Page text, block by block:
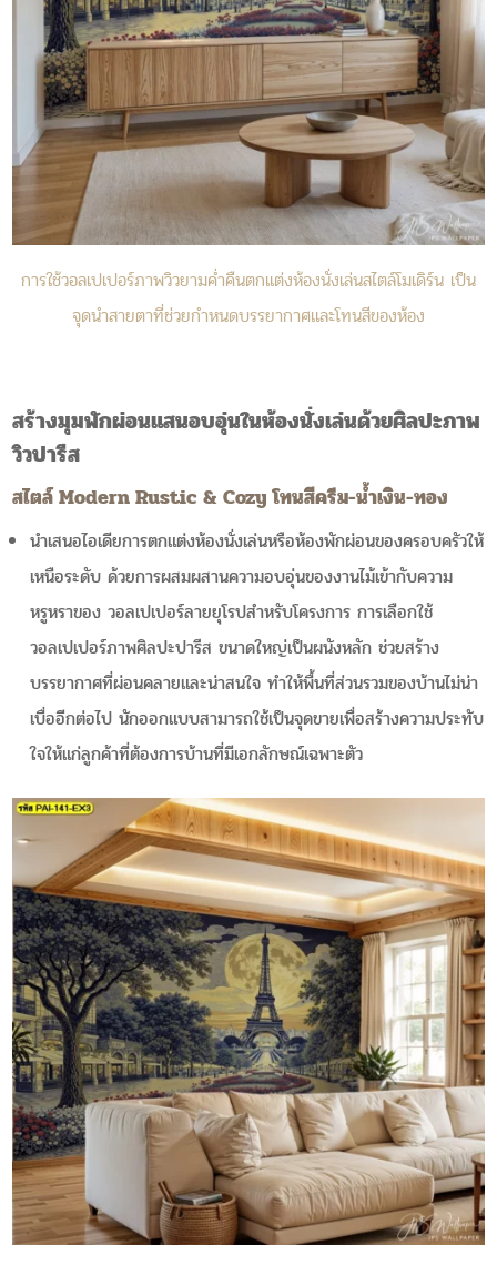
การใช้วอลเปเปอร์ภาพวิวยามค่ำคืนตกแต่งห้องนั่งเล่นสไตล์โมเดิร์น เป็น
จุดนำสายตาที่ช่วยกำหนดบรรยากาศและโทนสีของห้อง
สร้างมุมพักผ่อนแสนอบอุ่นในห้องนั่งเล่นด้วยศิลปะภาพ
วิวปารีส
สไตล์ Modern Rustic & Cozy โทนสีครีม-น้ำเงิน-ทอง
นำเสนอไอเดียการตกแต่งห้องนั่งเล่นหรือห้องพักผ่อนของครอบครัวให้
เหนือระดับ ด้วยการผสมผสานความอบอุ่นของงานไม้เข้ากับความ
หรูหราของ วอลเปเปอร์ลายยุโรปสำหรับโครงการ การเลือกใช้
วอลเปเปอร์ภาพศิลปะปารีส ขนาดใหญ่เป็นผนังหลัก ช่วยสร้าง
บรรยากาศที่ผ่อนคลายและน่าสนใจ ทำให้พื้นที่ส่วนรวมของบ้านไม่น่า
เบื่ออีกต่อไป นักออกแบบสามารถใช้เป็นจุดขายเพื่อสร้างความประทับ
ใจให้แก่ลูกค้าที่ต้องการบ้านที่มีเอกลักษณ์เฉพาะตัว